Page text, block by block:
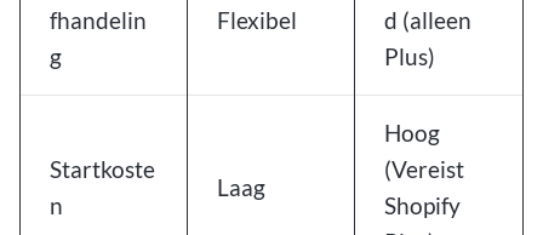
fhandelin
g
Flexibel
d (alleen
Plus)
Startkoste
n
Laag
Hoog
(Vereist
Shopify